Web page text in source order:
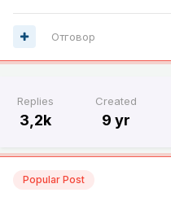
Отговор
Replies
3,2k
Created
9 yr
Popular Post